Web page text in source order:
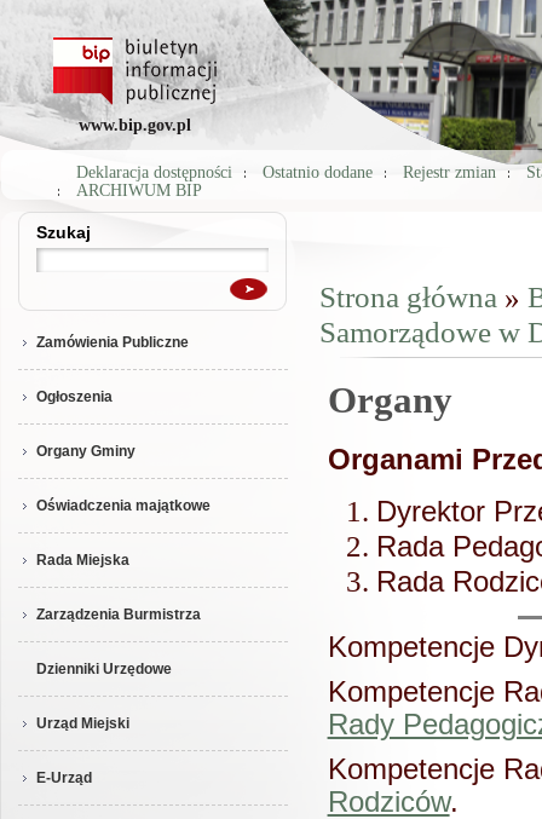
www.bip.gov.pl
Deklaracja dostępności Ostatnio dodane Rejestr zmian
ARCHIWUM BIP
Szukaj
Szukaj
Zamówienia Publiczne
Ogłoszenia
Organy Gminy
Oświadczenia majątkowe
Rada Miejska
Zarządzenia Burmistrza
Dzienniki Urzędowe
Urząd Miejski
E-Urząd
Jesteś tutaj
Strona główna »
Samorządowe w
Organy
Organami
Dyrektor
Rada
Rada
Kompetencje
Kompetencje
Rady
Kompetencje
Rodziców.